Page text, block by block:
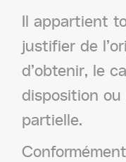
Il appartient
justifier de
d’obtenir, le
disposition ou
partielle.